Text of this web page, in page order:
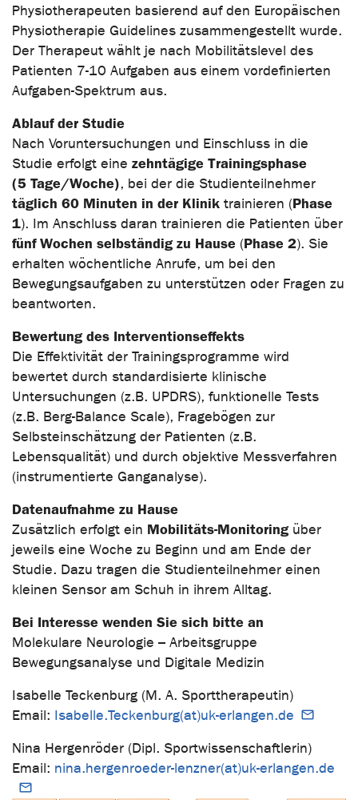
Physiotherapeuten basierend auf den Europäischen
Physiotherapie Guidelines zusammengestellt wurde.
Der Therapeut wählt je nach Mobilitätslevel des
Patienten 7-10 Aufgaben aus einem vordefinierten
Aufgaben-Spektrum aus.
Ablauf der Studie
Nach Voruntersuchungen und Einschluss in die
Studie erfolgt eine zehntägige Trainingsphase
(5 Tage/Woche), bei der die Studienteilnehmer
täglich 60 Minuten in der Klinik trainieren (Phase
1). Im Anschluss daran trainieren die Patienten über
fünf Wochen selbständig zu Hause (Phase 2). Sie
erhalten wöchentliche Anrufe, um bei den
Bewegungsaufgaben zu unterstützen oder Fragen zu
beantworten.
Bewertung des Interventionseffekts
Die Effektivität der Trainingsprogramme wird
bewertet durch standardisierte klinische
Untersuchungen (z.B. UPDRS), funktionelle Tests
(z.B. Berg-Balance Scale), Fragebögen zur
Selbsteinschätzung der Patienten (z.B.
Lebensqualität) und durch objektive Messverfahren
(instrumentierte Ganganalyse).
Datenaufnahme zu Hause
Zusätzlich erfolgt ein Mobilitäts-Monitoringüber
jeweils eine Woche zu Beginn und am Ende der
Studie. Dazu tragen die Studienteilnehmer einen
kleinen Sensor am Schuh in ihrem Alltag.
Bei Interesse wenden Sie sich bitte an
Molekulare Neurologie – Arbeitsgruppe
Bewegungsanalyse und Digitale Medizin
Isabelle Teckenburg (M. A. Sporttherapeutin)
Email: Isabelle.Teckenburg(at)uk-erlangen.de
Nina Hergenröder (Dipl. Sportwissenschaftlerin)
Email: nina.hergenroeder-lenzner(at)uk-erlangen.de